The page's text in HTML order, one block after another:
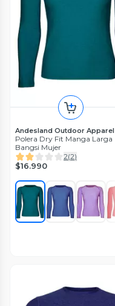
Andesland Outdoor Apparel
Polera Dry Fit Manga Larga
Bangsi Mujer
2(2)
$16.990